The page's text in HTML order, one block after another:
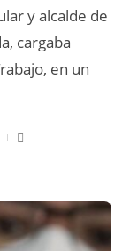
y alcalde de
cargaba
en un